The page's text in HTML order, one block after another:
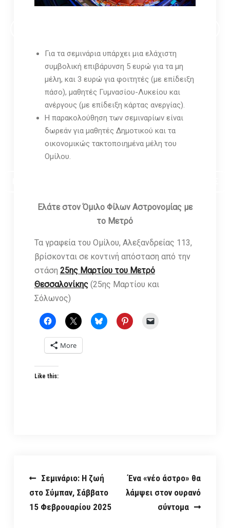
Για τα σεμινάρια υπάρχει μια ελάχιστη
συμβολική επιβάρυνση 5 ευρώ για τα μη
μέλη, και 3 ευρώ για φοιτητές (με επίδειξη
πάσο), μαθητές Γυμνασίου-Λυκείου και
ανέργους (με επίδειξη κάρτας ανεργίας).
Η παρακολούθηση των σεμιναρίων είναι
δωρεάν για μαθητές Δημοτικού και τα
οικονομικώς τακτοποιημένα μέλη του
Ομίλου.
Ελάτε στον Όμιλο Φίλων Αστρονομίας με
το Μετρό
Τα γραφεία του Ομίλου, Αλεξανδρείας 113,
βρίσκονται σε κοντινή απόσταση από την
στάση 25ης Μαρτίου του Μετρό
Θεσσαλονίκης(25ης Μαρτίου και
Σόλωνος)
More
Like this:
Post
navigation
Σεμινάριο: Η ζωή
στο Σύμπαν, Σάββατο
15 Φεβρουαρίου 2025
Ένα «νέο άστρο» θα
λάμψει στον ουρανό
σύντομα